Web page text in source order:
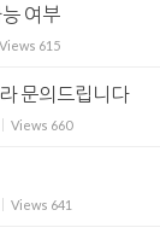
여부
Views 615
문의드립니다
Views 660
Views 641